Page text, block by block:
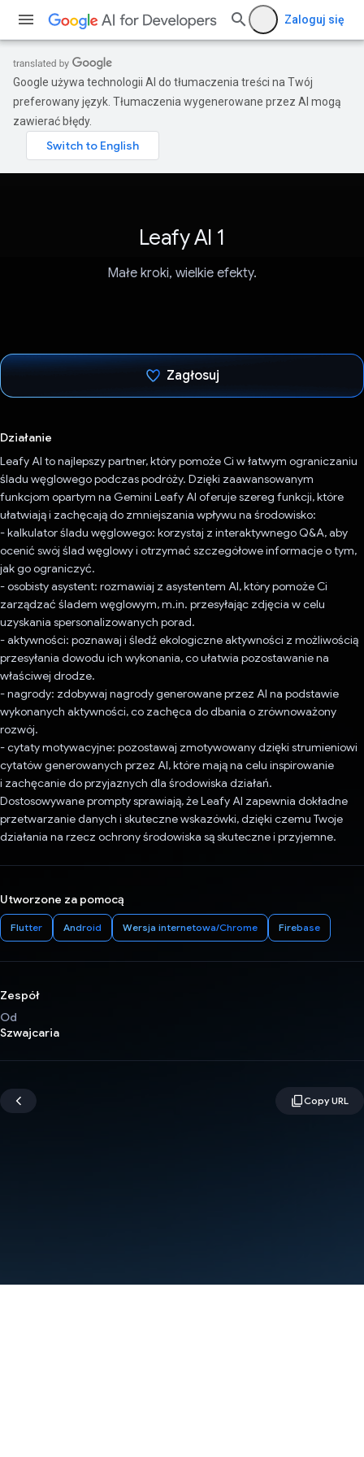
Zaloguj się
Google używa technologii AI do tłumaczenia treści na Twój
preferowany język. Tłumaczenia wygenerowane przez AI mogą
zawierać błędy.
Leafy AI 1
Małe kroki, wielkie efekty.
Zagłosuj
Działanie
Leafy AI to najlepszy partner, który pomoże Ci w łatwym ograniczaniu
śladu węglowego podczas podróży. Dzięki zaawansowanym
funkcjom opartym na Gemini Leafy AI oferuje szereg funkcji, które
ułatwiają i zachęcają do zmniejszania wpływu na środowisko:
- kalkulator śladu węglowego: korzystaj z interaktywnego Q&A, aby
ocenić swój ślad węglowy i otrzymać szczegółowe informacje o tym,
jak go ograniczyć.
- osobisty asystent: rozmawiaj z asystentem AI, który pomoże Ci
zarządzać śladem węglowym, m.in. przesyłając zdjęcia w celu
uzyskania spersonalizowanych porad.
- aktywności: poznawaj i śledź ekologiczne aktywności z możliwością
przesyłania dowodu ich wykonania, co ułatwia pozostawanie na
właściwej drodze.
- nagrody: zdobywaj nagrody generowane przez AI na podstawie
wykonanych aktywności, co zachęca do dbania o zrównoważony
rozwój.
- cytaty motywacyjne: pozostawaj zmotywowany dzięki strumieniowi
cytatów generowanych przez AI, które mają na celu inspirowanie
i zachęcanie do przyjaznych dla środowiska działań.
Dostosowywane prompty sprawiają, że Leafy AI zapewnia dokładne
przetwarzanie danych i skuteczne wskazówki, dzięki czemu Twoje
działania na rzecz ochrony środowiska są skuteczne i przyjemne.
Utworzone za pomocą
Flutter Android Wersja internetowa/Chrome Firebase
Zespół
Od
Szwajcaria